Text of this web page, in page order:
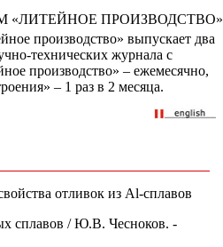
«ЛИТЕЙНОЕ ПРОИЗВОДСТВО»
производство» выпускает два
технических журнала с
производство» – ежемесячно,
– 1 раз в 2 месяца.
отливок из Al-сплавов
сплавов / Ю.В. Чесноков. -